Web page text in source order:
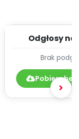
Odgłosy na
Brak
Pobierz